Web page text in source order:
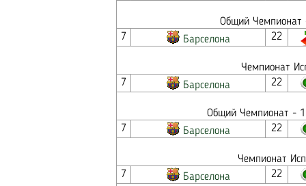
Общий Чемпионат
7
Барселона 22
Чемпионат
7
Барселона 22
Общий Чемпионат -
7
Барселона 22
Чемпионат
7
Барселона 22